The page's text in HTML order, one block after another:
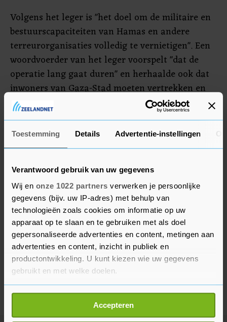
Toestemming Details Advertentie-instellingen
Verantwoord gebruik van uw gegevens
Wij en onze 1022 partners verwerken je persoonlijke
gegevens (bijv. uw IP-adres) met behulp van
technologieën zoals cookies om informatie op uw
apparaat op te slaan en te gebruiken met als doel
gepersonaliseerde advertenties en content, metingen aan
advertenties en content, inzicht in publiek en
productontwikkeling. U kunt kiezen wie uw gegevens
gebruikt en met welke doelen.
Als u het toestaat, willen we ook graag:
Informatie verzamelen over uw geografische
Accepteren
Volgens het leger is "het doel om de militaire en
bestuurscapaciteiten van Hamas en andere
terreurorganisaties volledig te vernietigen". Een
woordvoerder van het leger voorspelt "dat de
operatie lang gaat duren" en herhaalde ook dat
inwoners van Gaza-Stad moeten vertrekken en
niet mogen terugkeren "tot wij zeggen dat het
weer kan".